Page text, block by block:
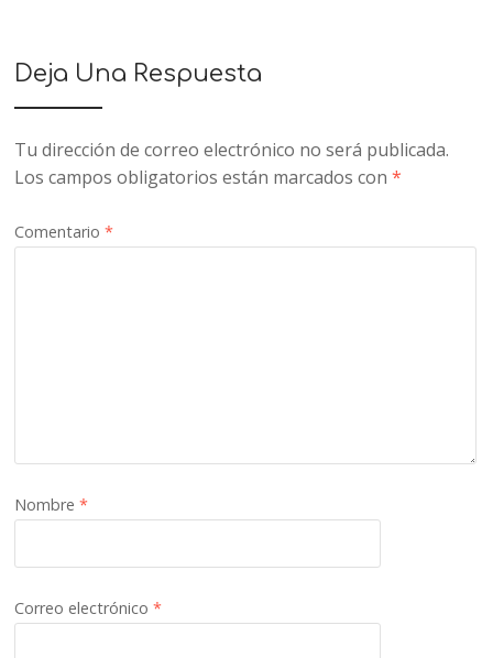
Deja Una Respuesta
Tu dirección de correo electrónico no será publicada.
Los campos obligatorios están marcados con*
Comentario*
Nombre*
Correo electrónico*